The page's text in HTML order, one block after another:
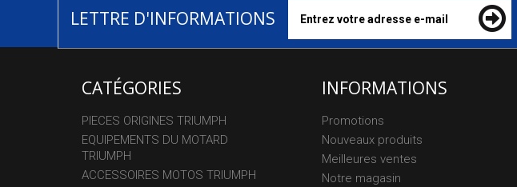
LETTRE D'INFORMATIONS
CATÉGORIES
PIECES ORIGINES TRIUMPH
EQUIPEMENTS DU MOTARD
TRIUMPH
ACCESSOIRES MOTOS TRIUMPH
INFORMATIONS
Promotions
Nouveaux produits
Meilleures ventes
Notre magasin